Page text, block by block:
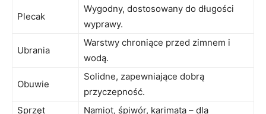
Plecak
Wygodny, dostosowany do długości
wyprawy.
Ubrania
Warstwy chroniące przed zimnem i
wodą.
Obuwie
Solidne, zapewniające dobrą
przyczepność.
Sprzęt
Namiot, śpiwór, karimata – dla